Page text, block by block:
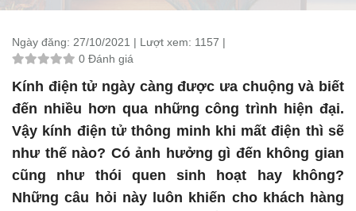
Ngày đăng: 27/10/2021 | Lượt xem: 1157 |
0 Đánh giá
Kính điện tử ngày càng được ưa chuộng và biết
đến nhiều hơn qua những công trình hiện đại.
Vậy kính điện tử thông minh khi mất điện thì sẽ
như thế nào? Có ảnh hưởng gì đến không gian
cũng như thói quen sinh hoạt hay không?
Những câu hỏi này luôn khiến cho khách hàng